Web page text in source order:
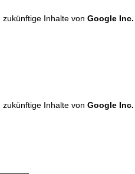
zukünftige Inhalte von Google Inc.
zukünftige Inhalte von Google Inc.